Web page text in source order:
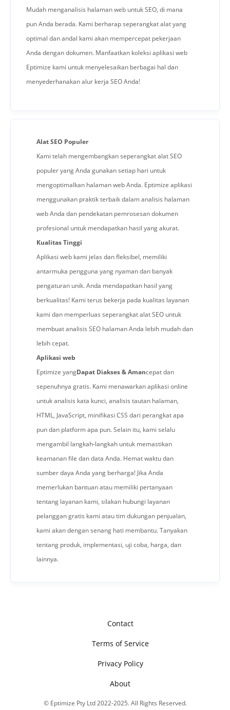
Mudah menganalisis halaman web untuk SEO, di mana
pun Anda berada. Kami berharap seperangkat alat yang
optimal dan andal kami akan mempercepat pekerjaan
Anda dengan dokumen. Manfaatkan koleksi aplikasi web
Eptimize kami untuk menyelesaikan berbagai hal dan
menyederhanakan alur kerja SEO Anda!
Alat SEO Populer
Kami telah mengembangkan seperangkat alat SEO
populer yang Anda gunakan setiap hari untuk
mengoptimalkan halaman web Anda. Eptimize aplikasi
menggunakan praktik terbaik dalam analisis halaman
web Anda dan pendekatan pemrosesan dokumen
profesional untuk mendapatkan hasil yang akurat.
Kualitas Tinggi
Aplikasi web kami jelas dan fleksibel, memiliki
antarmuka pengguna yang nyaman dan banyak
pengaturan unik. Anda mendapatkan hasil yang
berkualitas! Kami terus bekerja pada kualitas layanan
kami dan memperluas seperangkat alat SEO untuk
membuat analisis SEO halaman Anda lebih mudah dan
lebih cepat.
Aplikasi web
Eptimize yangDapat Diakses & Amancepat dan
sepenuhnya gratis. Kami menawarkan aplikasi online
untuk analisis kata kunci, analisis tautan halaman,
HTML, JavaScript, minifikasi CSS dari perangkat apa
pun dan platform apa pun. Selain itu, kami selalu
mengambil langkah-langkah untuk memastikan
keamanan file dan data Anda. Hemat waktu dan
sumber daya Anda yang berharga! Jika Anda
memerlukan bantuan atau memiliki pertanyaan
tentang layanan kami, silakan hubungi layanan
pelanggan gratis kami atau tim dukungan penjualan,
kami akan dengan senang hati membantu. Tanyakan
tentang produk, implementasi, uji coba, harga, dan
lainnya.
Contact
Terms of Service
Privacy Policy
About
© Eptimize Pty Ltd 2022-2025. All Rights Reserved.